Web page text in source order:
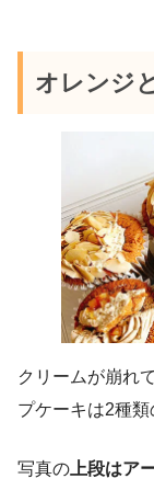
オレンジ
クリームが崩れ
プケーキは2種類
写真の 上段はア